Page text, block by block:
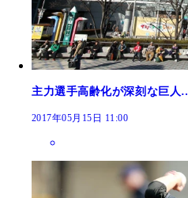
主力選手高齢化が深刻な巨人
2017年05月15日 11:00